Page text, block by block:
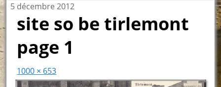
5 décembre 2012
site so be tirlemont
page 1
1000 × 653